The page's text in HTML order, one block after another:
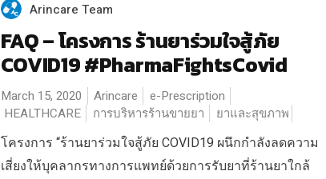
Arincare Team
FAQ – โครงการ ร้านยาร่วมใจสู้ภัย
COVID19 #PharmaFightsCovid
March 15, 2020 Arincare
e-Prescription
HEALTHCARE
การบริหารร้านขายยา ยาและสุขภาพ
โครงการ “ร้านยาร่วมใจสู้ภัย COVID19 ผนึกกำลังลดความ
เสี่ยงให้บุคลากรทางการแพทย์ด้วยการรับยาที่ร้านยาใกล้